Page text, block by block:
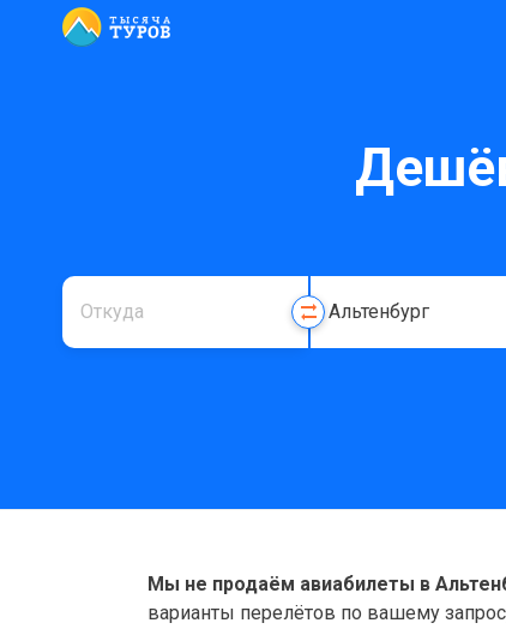
Мы не продаём авиабилеты в
варианты перелётов по вашему